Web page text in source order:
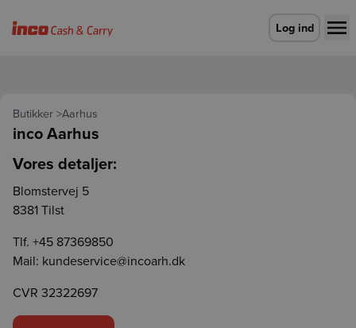
Log ind
Butikker>Aarhus
incoAarhus
Vores detaljer:
Blomstervej 5
8381 Tilst
Tlf. +45 87369850
Mail: kundeservice@incoarh.dk
CVR 32322697